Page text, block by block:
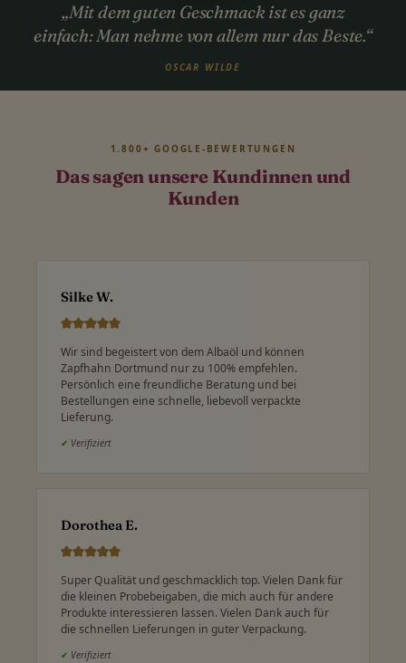
„Mit dem guten Geschmack ist es ganz
einfach: Man nehme von allem nur das Beste.“
OSCAR WILDE
Das sagen unsere Kundinnen und
Kunden
1.800+ GOOGLE-BEWERTUNGEN
Silke W.
Wir sind begeistert von dem Albaöl und können
Zapfhahn Dortmund nur zu 100% empfehlen.
Persönlich eine freundliche Beratung und bei
Bestellungen eine schnelle, liebevoll verpackte
Lieferung.
✔ Verifiziert
Dorothea E.
Super Qualität und geschmacklich top. Vielen Dank für
die kleinen Probebeigaben, die mich auch für andere
Produkte interessieren lassen. Vielen Dank auch für
die schnellen Lieferungen in guter Verpackung.
✔ Verifiziert